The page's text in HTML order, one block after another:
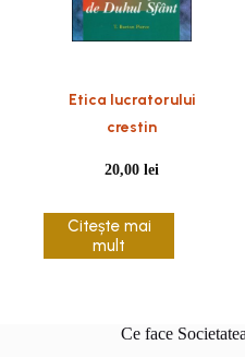
Etica lucratorului
crestin
20,00lei
Citește mai
mult
Ce face